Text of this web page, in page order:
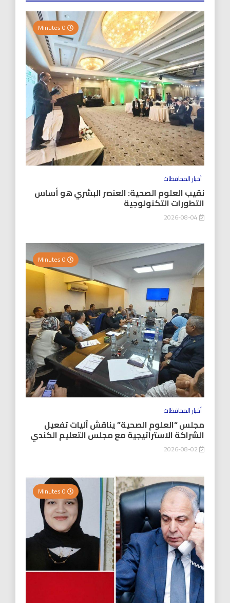
أخبار المحافظات
نقيب العلوم الصحية: العنصر البشري هو أساس
التطورات التكنولوجية
أخبار المحافظات
مجلس “العلوم الصحية” يناقش آليات تفعيل
الشراكة الاستراتيجية مع مجلس التعليم الكندي